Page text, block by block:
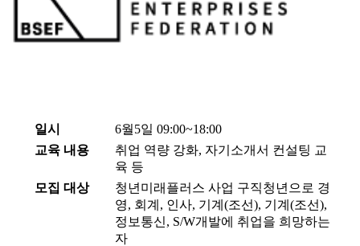
일시
6월5일 09:00~18:00
교육 내용
취업 역량 강화, 자기소개서 컨설팅 교
육 등
모집 대상
청년미래플러스 사업 구직청년으로 경
영, 회계, 인사, 기계(조선), 기계(조선),
정보통신, S/W개발에 취업을 희망하는
자